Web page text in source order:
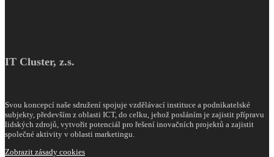
IT Cluster, z.s.
Svou koncepcí naše sdružení spojuje vzdělávací instituce a podnikatelské
subjekty, především z oblasti ICT, do celku, jehož posláním je zajistit přípravu
lidských zdrojů, vytvořit potenciál pro řešení inovačních projektů a zajistit
společné aktivity v oblasti marketingu.
Zobrazit zásady cookies